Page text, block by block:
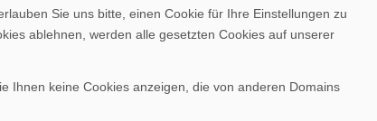
Sie uns bitte, einen Cookie für Ihre Einstellungen zu
ablehnen, werden alle gesetzten Cookies auf unserer
Ihnen keine Cookies anzeigen, die von anderen Domains